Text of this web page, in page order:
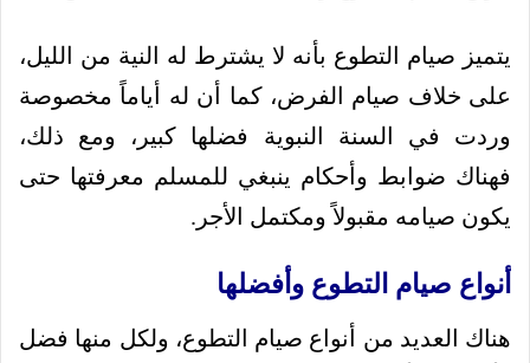
يتميز صيام التطوع بأنه لا يشترط له النية من الليل،
على خلاف صيام الفرض، كما أن له أياماً مخصوصة
وردت في السنة النبوية فضلها كبير، ومع ذلك،
فهناك ضوابط وأحكام ينبغي للمسلم معرفتها حتى
يكون صيامه مقبولاً ومكتمل الأجر.
أنواع صيام التطوع وأفضلها
هناك العديد من أنواع صيام التطوع، ولكل منها فضل